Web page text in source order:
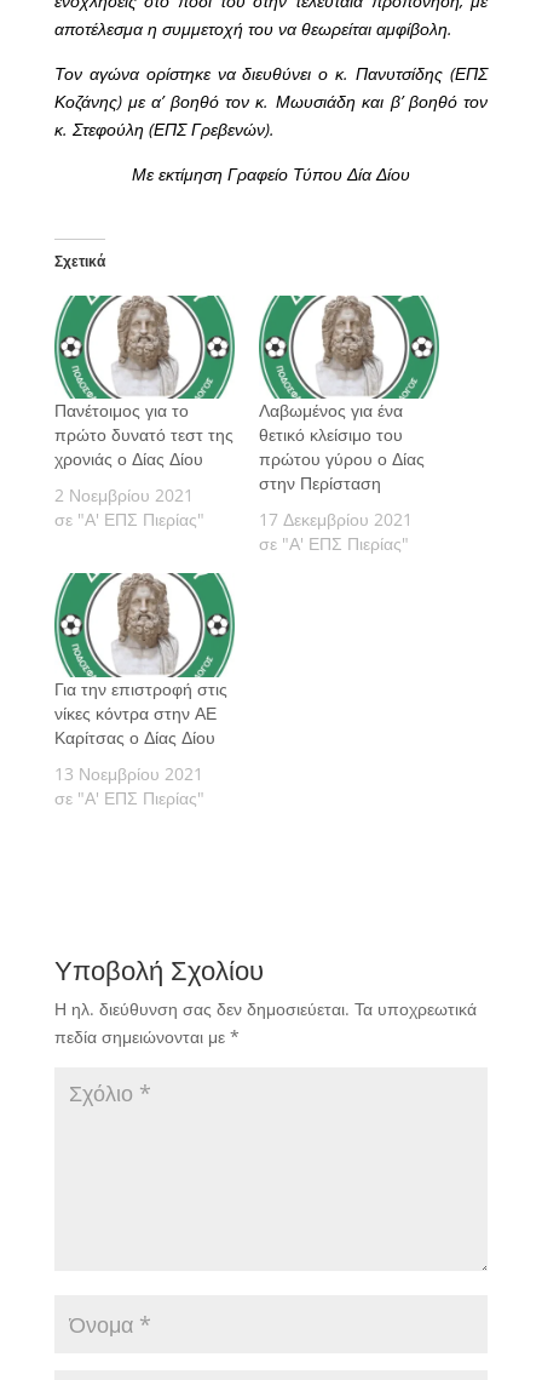
αποτέλεσμα η συμμετοχή του να θεωρείται αμφίβολη.
Τον αγώνα ορίστηκε να διευθύνει ο κ. Πανυτσίδης (ΕΠΣ
Κοζάνης) με α’ βοηθό τον κ. Μωυσιάδη και β’ βοηθό τον
κ. Στεφούλη (ΕΠΣ Γρεβενών).
Με εκτίμηση Γραφείο Τύπου Δία Δίου
Σχετικά
Πανέτοιμος για το
πρώτο δυνατό τεστ της
χρονιάς ο Δίας Δίου
2 Νοεμβρίου 2021
σε "Α' ΕΠΣ Πιερίας"
Λαβωμένος για ένα
θετικό κλείσιμο του
πρώτου γύρου ο Δίας
στην Περίσταση
17 Δεκεμβρίου 2021
σε "Α' ΕΠΣ Πιερίας"
Για την επιστροφή στις
νίκες κόντρα στην ΑΕ
Καρίτσας ο Δίας Δίου
13 Νοεμβρίου 2021
σε "Α' ΕΠΣ Πιερίας"
Υποβολή Σχολίου
Η ηλ. διεύθυνση σας δεν δημοσιεύεται. Τα υποχρεωτικά
πεδία σημειώνονται με *